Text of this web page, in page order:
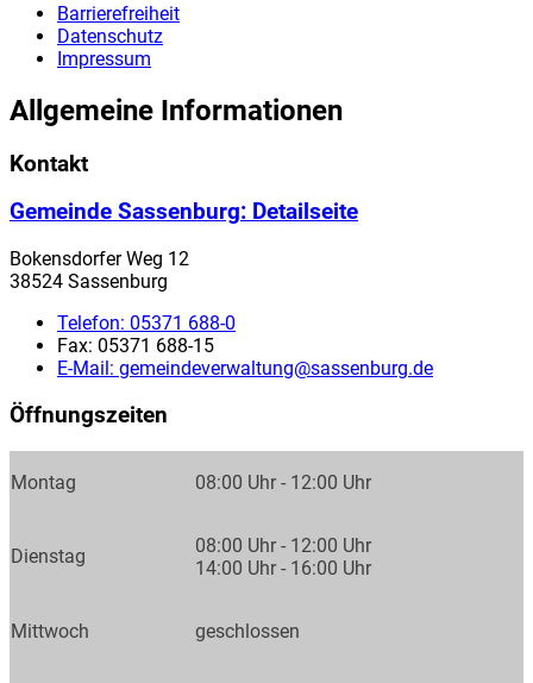
Barrierefreiheit
Datenschutz
Impressum
Allgemeine Informationen
Kontakt
Gemeinde Sassenburg: Detailseite
Bokensdorfer Weg 12
38524 Sassenburg
Telefon: 05371 688-0
Fax: 05371 688-15
E-Mail: gemeindeverwaltung@sassenburg.de
Öffnungszeiten
Montag 08:00 Uhr - 12:00 Uhr
Dienstag
08:00 Uhr - 12:00 Uhr
14:00 Uhr - 16:00 Uhr
Mittwoch geschlossen